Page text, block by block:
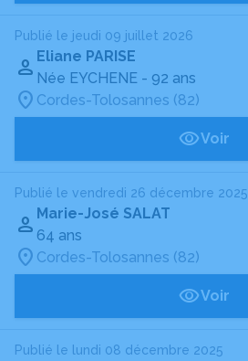
Publié le jeudi 09 juillet 2026
Eliane PARISE
Née EYCHENE - 92 ans
Cordes-Tolosannes (82)
Voir
Publié le vendredi 26 décembre 2025
Marie-José SALAT
64 ans
Cordes-Tolosannes (82)
Voir
Publié le lundi 08 décembre 2025